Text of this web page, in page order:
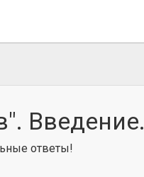
Введение.
ответы!